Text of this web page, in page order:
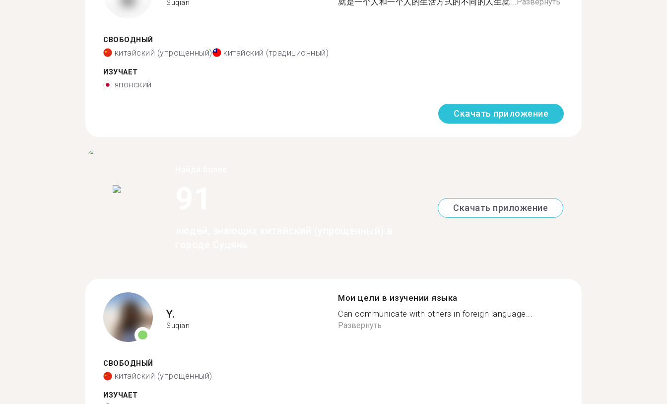
Suqian
СВОБОДНЫЙ
китайский (упрощенный) китайский (традиционный)
ИЗУЧАЕТ
японский
Скачать приложение
Скачать приложение
Y.
Suqian
СВОБОДНЫЙ
китайский (упрощенный)
ИЗУЧАЕТ
Мои цели в изучении языка
Can communicate with others in foreign language...
Развернуть